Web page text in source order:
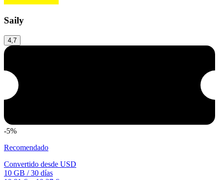
Saily
4,7
-5%
Recomendado
Convertido desde USD
10 GB /30 días